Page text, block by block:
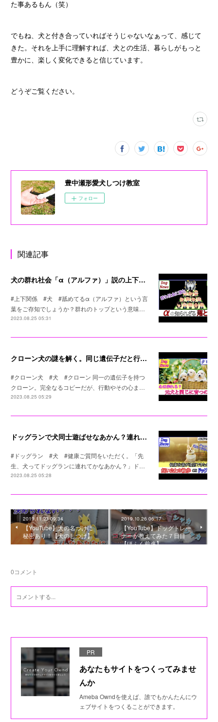
た事あるもん（笑）
でもね、犬と付き合っていればそうじゃないなぁって、感じて
きた。それを上手に理解すれば、犬との生活、暮らしがもっと
豊かに、楽しく変化できると信じています。
どうぞご覧ください。
豊中瀬形愛犬しつけ教室
フォロー
関連記事
犬の群れ社会「α（アルファ）」説の上下関係の真実
#上下関係 #犬 #舐めてるα（アルファ）という言
葉をご存知でしょうか？群れのトップという意味…
2023.08.25 05:31
クローン犬の謎を解く。同じ遺伝子だと行動は同じなのか？
#クローン犬 #犬 #クローン 同一の遺伝子を持つ
クローン。完全なるコピーだが、行動やその心ま…
2023.08.25 05:29
ドッグランで犬同士遊ばせなあかん？連れてかなあかん？
#ドッグラン #犬 #健康ご質問をいただく。「先
生、犬ってドッグランに連れてかなあかん？」ド…
2023.08.25 05:28
2019.11.23 09:34
【YouTube】犬の名づけに
秘密あり！【犬のしつけ】
2019.10.26 06:17
【YouTube】ドッグトレー
ナーが教えてみた７日目
【ほふく前進】
0コメント
PR
あなたもサイトをつくってみませ
んか
Ameba Owndを使えば、誰でもかんたんにウ
ェブサイトをつくることができます。